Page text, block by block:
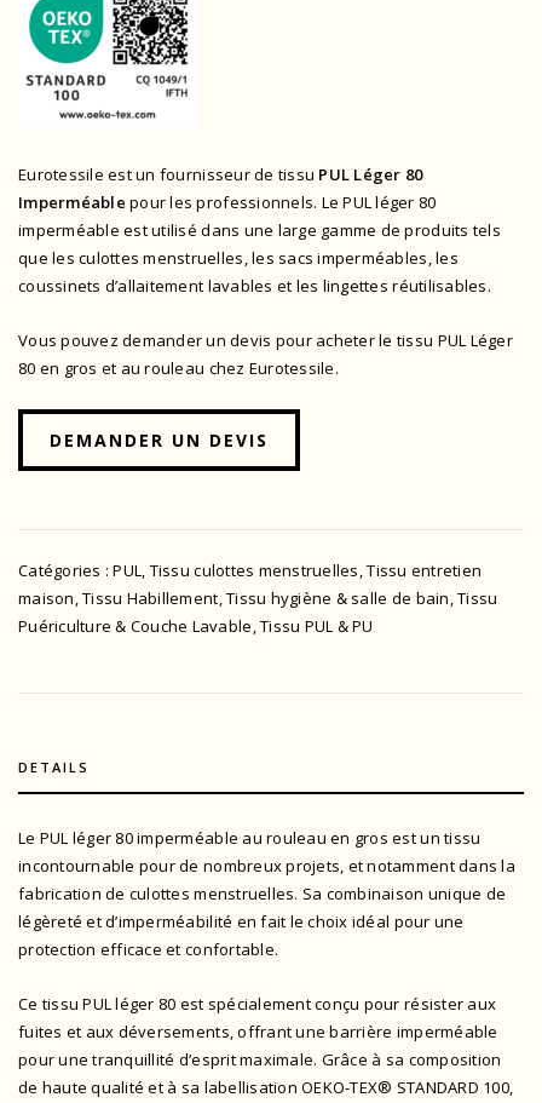
Eurotessile est un fournisseur de tissu PUL Léger 80
Imperméablepour les professionnels. Le PUL léger 80
imperméable est utilisé dans une large gamme de produits tels
que les culottes menstruelles, les sacs imperméables, les
coussinets d’allaitement lavables et les lingettes réutilisables.
Vous pouvez demander un devis pour acheter le tissu PUL Léger
80 en gros et au rouleau chez Eurotessile.
DEMANDER UN DEVIS
Catégories :PUL Tissu culottes menstruelles ,Tissu entretien
maison ,Tissu Habillement ,Tissu hygiène & salle de bain ,Tissu
Puériculture & Couche Lavable ,Tissu PUL & PU
DETAILS
Le PUL léger 80 imperméable au rouleau en gros est un tissu
incontournable pour de nombreux projets, et notamment dans la
fabrication de culottes menstruelles. Sa combinaison unique de
légèreté et d’imperméabilité en fait le choix idéal pour une
protection efficace et confortable.
Ce tissu PUL léger 80 est spécialement conçu pour résister aux
fuites et aux déversements, offrant une barrière imperméable
pour une tranquillité d’esprit maximale. Grâce à sa composition
de haute qualité et à sa labellisation OEKO-TEX® STANDARD 100,